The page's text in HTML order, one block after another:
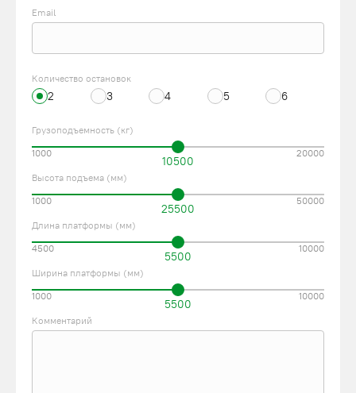
Email
Количество остановок
2 3 4 5 6
Грузоподъемность (кг)
10500
1000 20000
Высота подъема (мм)
25500
1000 50000
Длина платформы (мм)
5500
4500 10000
Ширина платформы (мм)
5500
1000 10000
Комментарий